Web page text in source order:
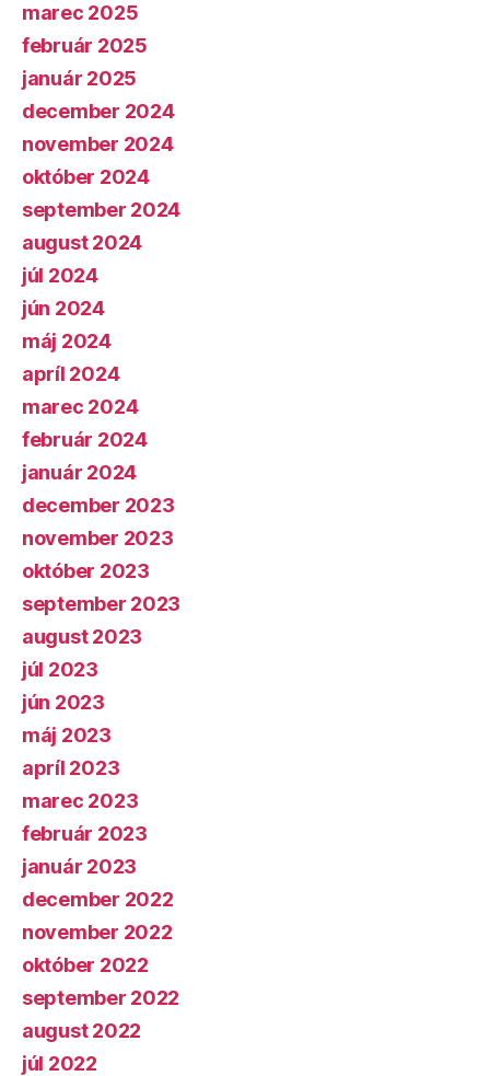
marec 2025
február 2025
január 2025
december 2024
november 2024
október 2024
september 2024
august 2024
júl 2024
jún 2024
máj 2024
apríl 2024
marec 2024
február 2024
január 2024
december 2023
november 2023
október 2023
september 2023
august 2023
júl 2023
jún 2023
máj 2023
apríl 2023
marec 2023
február 2023
január 2023
december 2022
november 2022
október 2022
september 2022
august 2022
júl 2022